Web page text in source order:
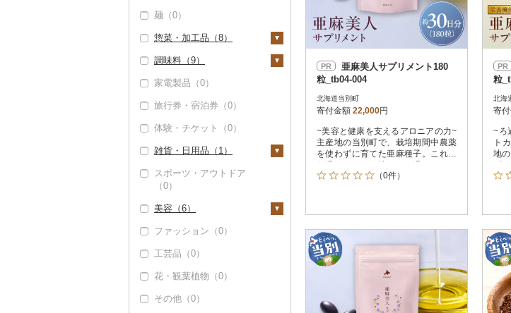
麺（0）
惣菜・加工品（8）
惣菜（0）
カレー・シチュー
スープ（0）
豆腐・納豆（0）
漬物（0）
缶詰・瓶詰（0）
乾物（0）
燻製（スモーク）
調味料（9）
砂糖（0）
塩（0）
醤油（0）
味噌（0）
酢（0）
家電製品（0）
旅行券・宿泊券（0）
体験・チケット（0）
雑貨・日用品（1）
家具・インテリア
（0）
寝具（0）
タオル（0）
文房具・印鑑（0）
食器（0）
キッチン用品（0）
スポーツ・アウトドア
（0）
美容（6）
スキンケア（0）
シャンプー・リンス
（3）
ファッション（0）
工芸品（0）
花・観葉植物（0）
その他（0）
メルペイ
コンビニ支払い
ソフトバンクまとめて支払い
d払い
PR
粒_tb04-004
北海道当別町
寄付金額 22,000円
~美容と健康を支えるアロニアの力~
主産地の当別町で、栽培期間中農薬
を使わずに育てた亜麻種子。これを
けの亜麻仁油と良質なアロニア果実
ています。
（0件）
PR
粒
北海
寄
~ろ
ト
地
で
ま